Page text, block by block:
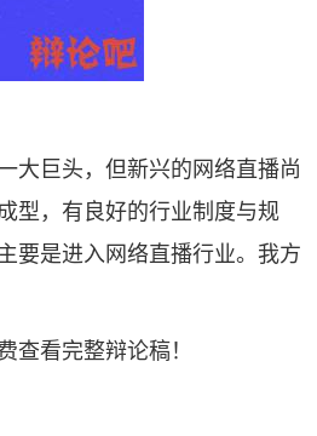
巨头，但新兴的网络直播尚
型，有良好的行业制度与规
要是进入网络直播行业。我方
看完整辩论稿！